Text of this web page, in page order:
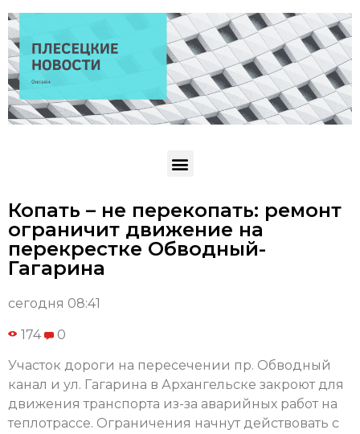
Копать – не перекопать: ремонт
ограничит движение на
перекрестке Обводный-
Гагарина
сегодня 08:41
174 0
Участок дороги на пересечении пр. Обводный
канал и ул. Гагарина в Архангельске закроют для
движения транспорта из-за аварийных работ на
теплотрассе. Ограничения начнут действовать с